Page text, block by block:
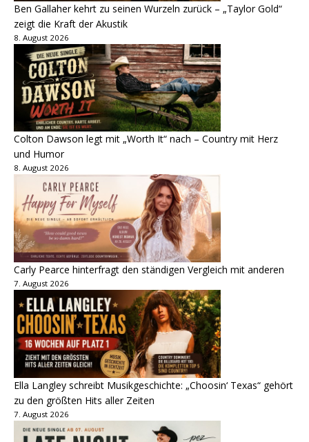
Ben Gallaher kehrt zu seinen Wurzeln zurück – „Taylor Gold“
zeigt die Kraft der Akustik
8. August 2026
Colton Dawson legt mit „Worth It“ nach – Country mit Herz
und Humor
8. August 2026
Carly Pearce hinterfragt den ständigen Vergleich mit anderen
7. August 2026
Ella Langley schreibt Musikgeschichte: „Choosin‘ Texas“ gehört
zu den größten Hits aller Zeiten
7. August 2026